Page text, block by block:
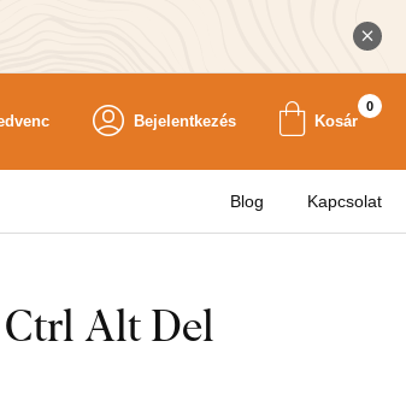
Bejelentkezés Kosár
0
Blog Kapcsolat
Alt Del